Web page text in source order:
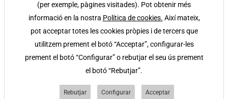
(per exemple, pàgines visitades). Pot obtenir més
informació en la nostra Política de cookies. Així mateix,
pot acceptar totes les cookies pròpies i de tercers que
utilitzem prement el botó “Acceptar”, configurar-les
prement el botó “Configurar” o rebutjar el seu ús prement
el botó “Rebutjar”.
Rebutjar Configurar Acceptar